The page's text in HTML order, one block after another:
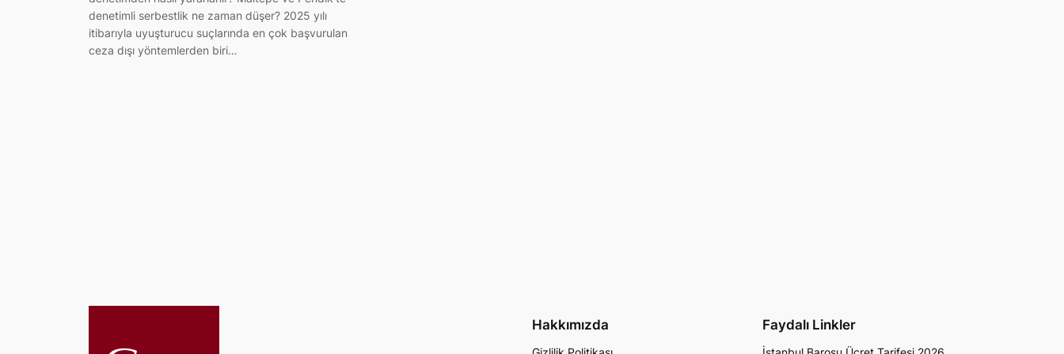
denetimli serbestlik ne zaman düşer? 2025 yılı
itibarıyla uyuşturucu suçlarında en çok başvurulan
ceza dışı yöntemlerden biri…
Hakkımızda Faydalı Linkler